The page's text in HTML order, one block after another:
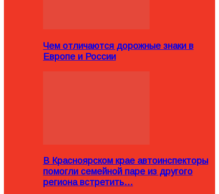
Чем отличаются дорожные знаки в
Европе и России
В Красноярском крае автоинспекторы
помогли семейной паре из другого
региона встретить…